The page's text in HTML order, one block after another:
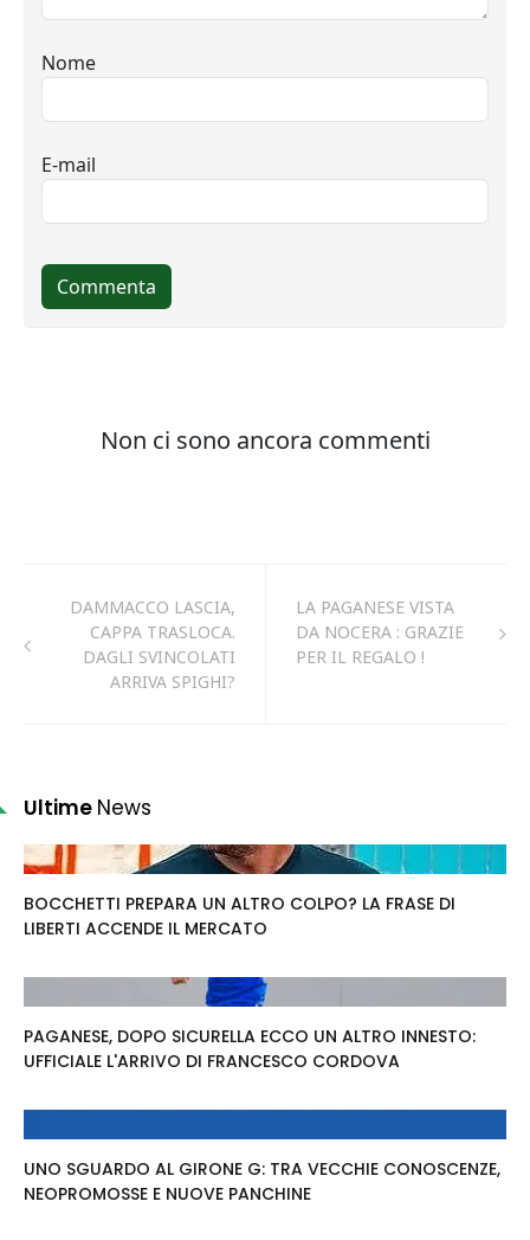
DAMMACCO LASCIA,
CAPPA TRASLOCA.
DAGLI SVINCOLATI
ARRIVA SPIGHI?
LA PAGANESE VISTA
DA NOCERA : GRAZIE
PER IL REGALO !
Ultime News
BOCCHETTI PREPARA UN ALTRO COLPO? LA FRASE DI
LIBERTI ACCENDE IL MERCATO
PAGANESE, DOPO SICURELLA ECCO UN ALTRO INNESTO:
UFFICIALE L'ARRIVO DI FRANCESCO CORDOVA
UNO SGUARDO AL GIRONE G: TRA VECCHIE CONOSCENZE,
NEOPROMOSSE E NUOVE PANCHINE